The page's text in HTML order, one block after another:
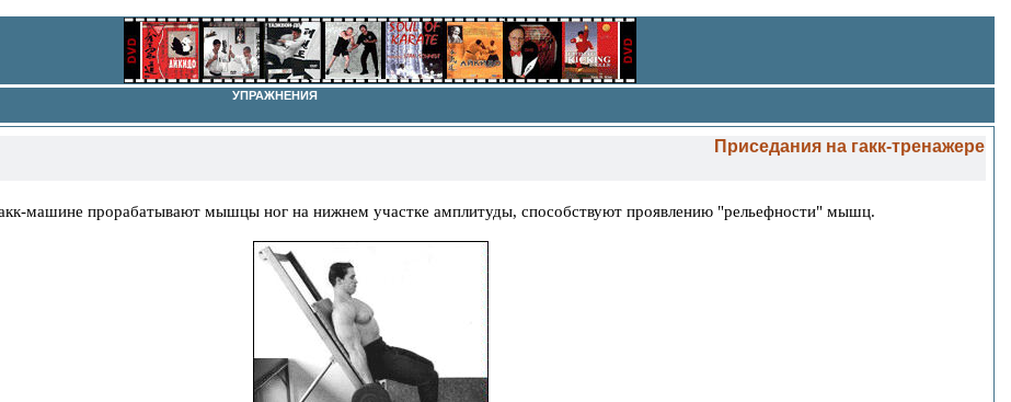
УПРАЖНЕНИЯ
Приседания на гакк-тренажере
машине прорабатывают мышцы ног на нижнем участке амплитуды, способствуют проявлению "рельефности" мышц.